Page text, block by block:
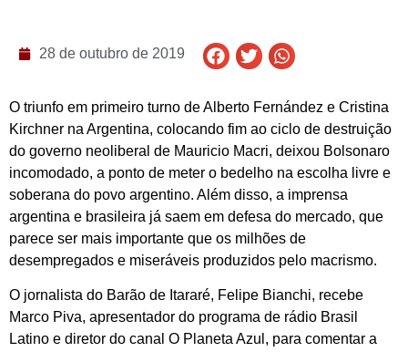
28 de outubro de 2019
O triunfo em primeiro turno de Alberto Fernández e Cristina
Kirchner na Argentina, colocando fim ao ciclo de destruição
do governo neoliberal de Mauricio Macri, deixou Bolsonaro
incomodado, a ponto de meter o bedelho na escolha livre e
soberana do povo argentino. Além disso, a imprensa
argentina e brasileira já saem em defesa do mercado, que
parece ser mais importante que os milhões de
desempregados e miseráveis produzidos pelo macrismo.
O jornalista do Barão de Itararé, Felipe Bianchi, recebe
Marco Piva, apresentador do programa de rádio Brasil
Latino e diretor do canal O Planeta Azul, para comentar a